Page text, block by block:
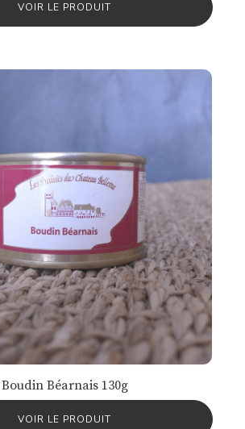
VOIR LE PRODUIT
Boudin Béarnais 130g
VOIR LE PRODUIT